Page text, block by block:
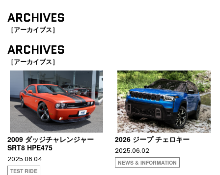
ARCHIVES
［アーカイブス］
ARCHIVES
［アーカイブス］
2009 ダッジチャレンジャー
SRT8 HPE475
2025.06.04
TEST RIDE
2026 ジープ チェロキー
2025.06.02
NEWS & INFORMATION